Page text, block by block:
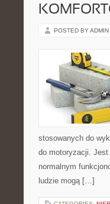
POSTED BY ADMIN
stosowanych do
do motoryzacji. Jest
normalnym
ludzie mogą […]